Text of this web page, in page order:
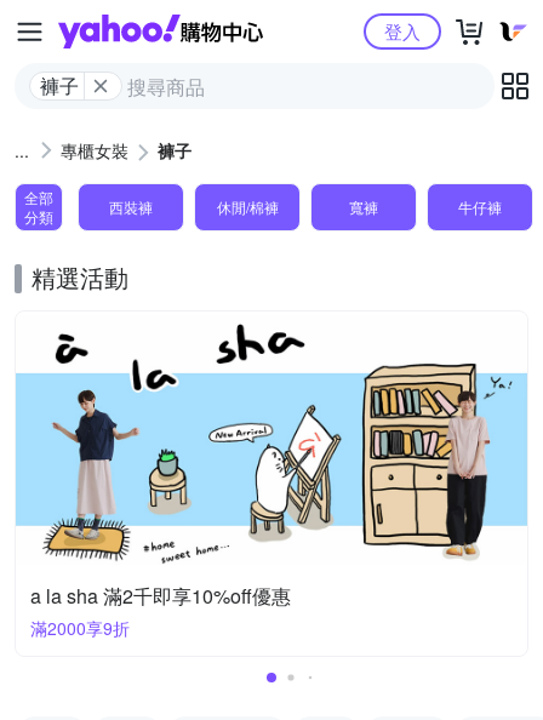
Yahoo購物中心
褲子
登入
專櫃女裝 褲子
全部
分類
西裝褲 休閒/棉褲 寬褲 牛仔褲
精選活動
a la sha 滿2千即享10%off優惠
滿2000享9折